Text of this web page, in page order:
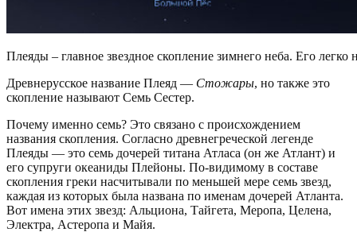
Плеяды – главное звездное скопление зимнего неба. Его
Древнерусское название Плеяд — Стожары, но также это
скопление называют Семь Сестер.
Почему именно семь? Это связано с происхождением
названия скопления. Согласно древнегреческой легенде
Плеяды — это семь дочерей титана Атласа (он же Атлант) и
его супруги океаниды Плейоны. По-видимому в составе
скопления греки насчитывали по меньшей мере семь звезд,
каждая из которых была названа по именам дочерей Атланта.
Вот имена этих звезд: Альциона, Тайгета, Меропа, Целена,
Электра, Астеропа и Майя.